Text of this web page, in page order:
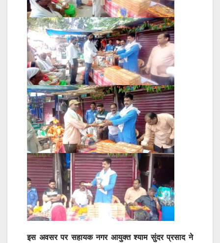
इस अवसर पर सहायक नगर आयुक्त श्याम सुंदर प्रसाद ने